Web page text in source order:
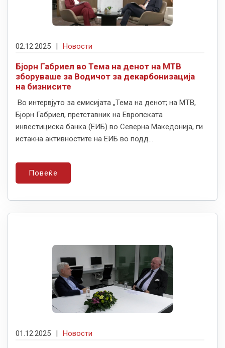
02.12.2025 | Новости
Бјорн Габриел во Тема на денот на МТВ
зборуваше за Водичот за декарбонизација
на бизнисите
Во интервјуто за емисијата „Тема на денот; на МТВ,
Бјорн Габриел, претставник на Европската
инвестициска банка (ЕИБ) во Северна Македонија, ги
истакна активностите на ЕИБ во подд...
Повеќе
01.12.2025 | Новости